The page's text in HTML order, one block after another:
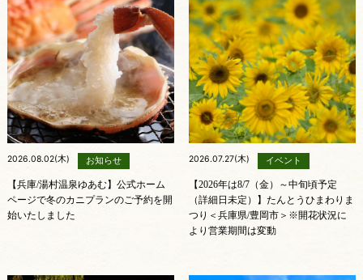
2026.08.02(木) お知らせ
【兵庫/湯村温泉ゆあむ】公式ホーム
ページで冬のカニプランのご予約を開
始いたしました
2026.07.27(木) イベント
【2026年は8/7（金）～中旬頃予定
（詳細日未定）】たんとうひまわりま
つり＜兵庫県/豊岡市＞※開花状況に
より営業期間は変動